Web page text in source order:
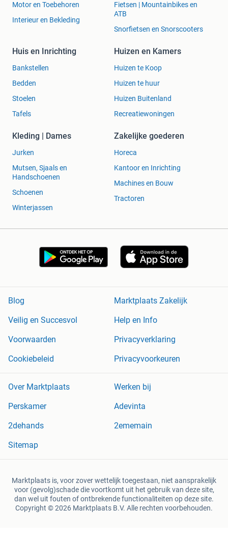
Motor en Toebehoren
Interieur en Bekleding
Fietsen | Mountainbikes en
ATB
Snorfietsen en Snorscooters
Huis en Inrichting
Bankstellen
Bedden
Stoelen
Tafels
Huizen en Kamers
Huizen te Koop
Huizen te huur
Huizen Buitenland
Recreatiewoningen
Kleding | Dames
Jurken
Mutsen, Sjaals en
Handschoenen
Schoenen
Winterjassen
Zakelijke goederen
Horeca
Kantoor en Inrichting
Machines en Bouw
Tractoren
Blog
Marktplaats Zakelijk
Veilig en Succesvol
Help en Info
Voorwaarden
Privacyverklaring
Cookiebeleid
Privacyvoorkeuren
Over Marktplaats
Werken bij
Perskamer
Adevinta
2dehands
2ememain
Sitemap
Marktplaats is, voor zover wettelijk toegestaan, niet aansprakelijk
voor (gevolg)schade die voortkomt uit het gebruik van deze site,
dan wel uit fouten of ontbrekende functionaliteiten op deze site.
Copyright © 2026 Marktplaats B.V. Alle rechten voorbehouden.